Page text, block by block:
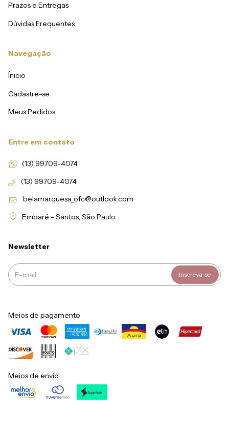
Prazos e Entregas
Dúvidas Frequentes
Navegação
Ínicio
Cadastre-se
Meus Pedidos
Entre em contato
(13) 99709-4074
(13) 99709-4074
belamarquesa_ofc@outlook.com
Embaré - Santos, São Paulo
Newsletter
Meios de pagamento
Meios de envio